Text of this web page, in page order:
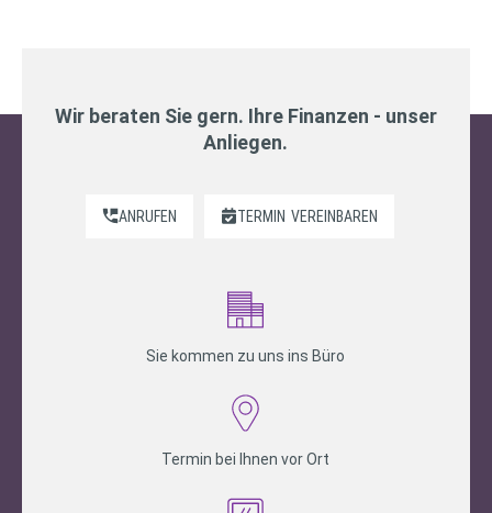
Wir beraten Sie gern. Ihre Finanzen - unser
Anliegen.
ANRUFEN TERMIN VEREINBAREN
Sie kommen zu uns ins Büro
Termin bei Ihnen vor Ort